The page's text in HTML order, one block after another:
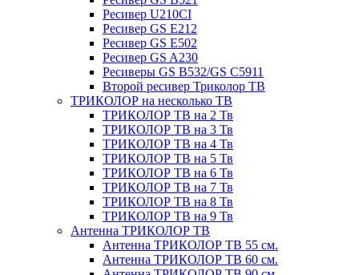
Ресивер U210CI
Ресивер GS E212
Ресивер GS E502
Ресивер GS A230
Ресиверы GS B532/GS C5911
Второй ресивер Триколор ТВ
ТРИКОЛОР на несколько ТВ
ТРИКОЛОР ТВ на 2 Тв
ТРИКОЛОР ТВ на 3 Тв
ТРИКОЛОР ТВ на 4 Тв
ТРИКОЛОР ТВ на 5 Тв
ТРИКОЛОР ТВ на 6 Тв
ТРИКОЛОР ТВ на 7 Тв
ТРИКОЛОР ТВ на 8 Тв
ТРИКОЛОР ТВ на 9 Тв
Антенна ТРИКОЛОР ТВ
Антенна ТРИКОЛОР ТВ 55 см.
Антенна ТРИКОЛОР ТВ 60 см.